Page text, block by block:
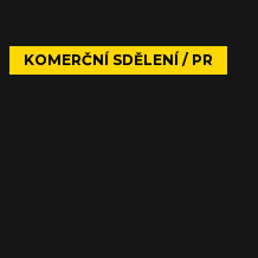
KOMERČNÍ SDĚLENÍ / PR